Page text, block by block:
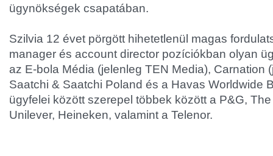
ügynökségek csapatában.
Szilvia 12 évet pörgött hihetetlenül magas
manager és account director pozíciókban olyan
az E-bola Média (jelenleg TEN Media), Carnation
Saatchi & Saatchi Poland és a Havas Worldwide
ügyfelei között szerepel többek között a P&G,
Unilever, Heineken, valamint a Telenor.